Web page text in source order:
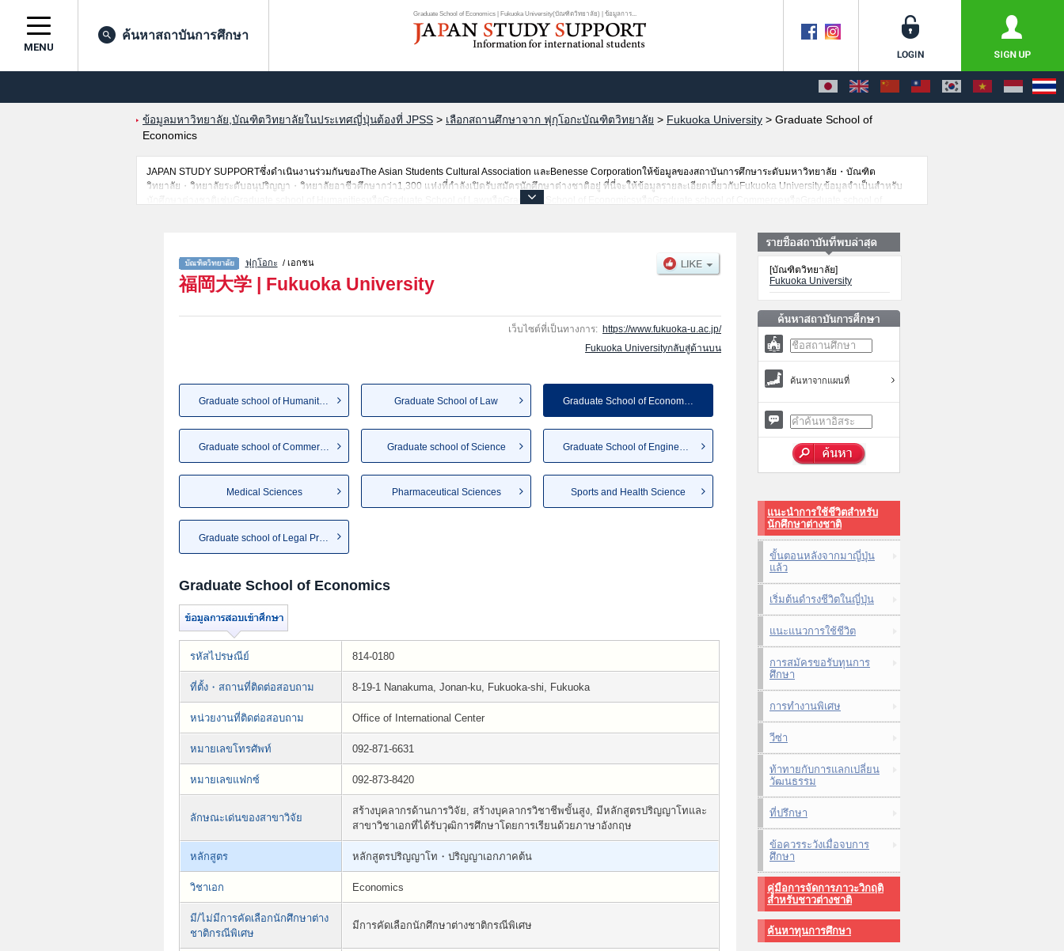
Graduate School of Economics | Fukuoka University(บัณฑิตวิทยาลัย) | ข้อมูลการ...
MENU
ค้นหาสถาบันการศึกษา
ข้อมูลมหาวิทยาลัย,บัณฑิตวิทยาลัยในประเทศญี่ปุ่นต้องที่ JPSS > เลือกสถานศึกษาจาก ฟุกุโอกะบัณฑิตวิทยาลัย > Fukuoka University > Graduate School of
Economics
JAPAN STUDY SUPPORTซึ่งดำเนินงานร่วมกันของThe Asian Students Cultural Association และBenesse Corporationให้ข้อมูลของสถาบันการศึกษาระดับมหาวิทยาลัย・บัณฑิต
วิทยาลัย・วิทยาลัยระดับอนุปริญญา・วิทยาลัยอาชีวศึกษากว่า1,300 แห่งที่กำลังเปิดรับสมัครนักศึกษาต่างชาติอยู่ ที่นี่จะให้ข้อมูลรายละเอียดเกี่ยวกับFukuoka University,ข้อมูลจำเป็นสำหรับ
นักศึกษาต่างชาติเช่นGraduate school of HumanitiesหรือGraduate School of LawหรือGraduate School of EconomicsหรือGraduate school of CommerceหรือGraduate school of
ฟุกุโอกะ / เอกชน
福岡大学 | Fukuoka University
เว็บไซต์ที่เป็นทางการ: https://www.fukuoka-u.ac.jp/
Fukuoka Universityกลับสู่ด้านบน
Graduate school of Humanities Graduate School of Law Graduate School of Economics
Graduate school of Science
Medical Sciences Pharmaceutical Sciences Sports and Health Science
Graduate School of Economics
รหัสไปรษณีย์ 814-0180
ที่ตั้ง・สถานที่ติดต่อสอบถาม 8-19-1 Nanakuma, Jonan-ku, Fukuoka-shi, Fukuoka
หน่วยงานที่ติดต่อสอบถาม Office of International Center
หมายเลขโทรศัพท์ 092-871-6631
หมายเลขแฟกซ์ 092-873-8420
ลักษณะเด่นของสาขาวิจัย
สร้างบุคลากรด้านการวิจัย, สร้างบุคลากรวิชาชีพขั้นสูง, มีหลักสูตรปริญญาโทและ
สาขาวิชาเอกที่ได้รับวุฒิการศึกษาโดยการเรียนด้วยภาษาอังกฤษ
หลักสูตร หลักสูตรปริญญาโท・ปริญญาเอกภาคต้น
วิชาเอก Economics
มี/ไม่มีการคัดเลือกนักศึกษาต่าง
ชาติกรณีพิเศษ
มีการคัดเลือกนักศึกษาต่างชาติกรณีพิเศษ
[บัณฑิตวิทยาลัย]
Fukuoka University
ค้นหาจากแผนที่
แนะนำการใช้ชีวิตสำหรับ
นักศึกษาต่างชาติ
ขั้นตอนหลังจากมาญี่ปุ่น
แล้ว
เริ่มต้นดำรงชีวิตในญี่ปุ่น
แนะแนวการใช้ชีวิต
การสมัครขอรับทุนการ
ศึกษา
การทำงานพิเศษ
วีซ่า
ท้าทายกับการแลกเปลี่ยน
วัฒนธรรม
ที่ปรึกษา
ข้อควรระวังเมื่อจบการ
ศึกษา
คู่มือการจัดการภาวะวิกฤติ
สำหรับชาวต่างชาติ
ค้นหาทุนการศึกษา